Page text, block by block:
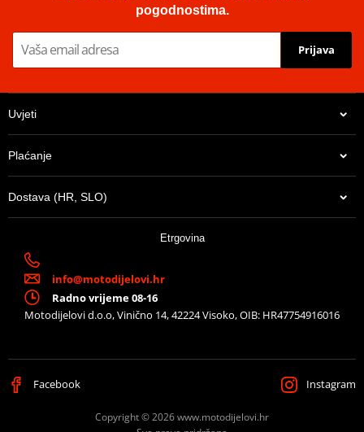
Na zalihi u centralnom skladištu. Dostava 8-10 dana.
pogodnostima.
Prijava
Uvjeti
Plaćanje
Dostava (HR, SLO)
Etrgovina
info@motodijelovi.hr
Radno vrijeme 08-16
Motodijelovi d.o.o, Vinično 14, 42224 Visoko, OIB: HR47754916016
Facebook Instagram
Copyright © 2026 www.motodijelovi.hr